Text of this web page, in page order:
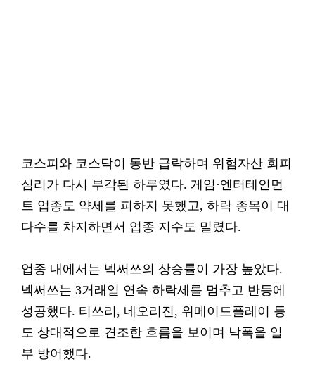
코스피와 코스닥이 동반 급락하며 위험자산 회피
심리가 다시 부각된 하루였다. 게임·엔터테인먼
트 업종도 약세를 피하지 못했고, 하락 종목이 대
다수를 차지하면서 업종 지수도 밀렸다.
업종 내에서는 넥써쓰의 상승률이 가장 높았다.
넥써쓰는 3거래일 연속 하락세를 멈추고 반등에
성공했다. 티쓰리, 네오리진, 위메이드플레이 등
도 상대적으로 견조한 흐름을 보이며 낙폭을 일
부 방어했다.